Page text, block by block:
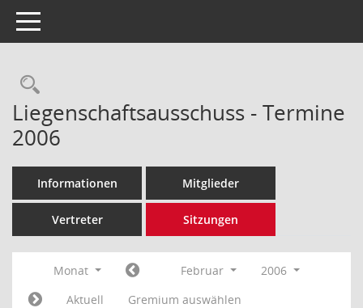
Toggle navigation
Rechercheauswahl
Liegenschaftsausschuss - Termine
2006
Informationen Mitglieder
Vertreter Sitzungen
Monat Februar
2006
Aktuell
Gremium auswählen